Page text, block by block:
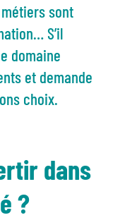
sont
S’il
domaine
et demande
choix.
dans
?